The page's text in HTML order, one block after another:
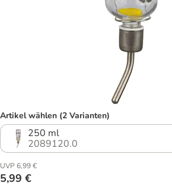
Artikel wählen (2 Varianten)
250 ml
2089120.0
UVP 6,99 €
5,99 €